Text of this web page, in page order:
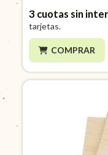
3cuotas sin
tarjetas.
COMPRAR